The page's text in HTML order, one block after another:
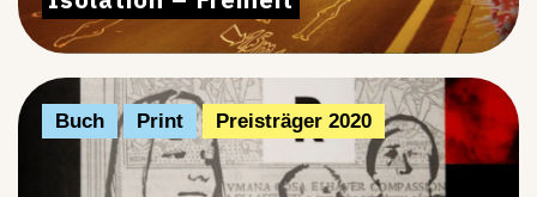
Buch Print Preisträger 2020